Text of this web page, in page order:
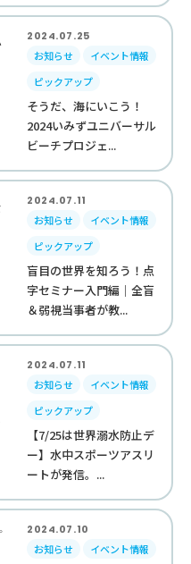
2024.07.25
お知らせ
イベント情報
ピックアップ
そうだ、海にいこう！
2024いみずユニバーサル
ビーチプロジェ...
2024.07.11
お知らせ
イベント情報
ピックアップ
盲目の世界を知ろう！点
字セミナー入門編｜全盲
＆弱視当事者が教...
2024.07.11
お知らせ
イベント情報
ピックアップ
【7/25は世界溺水防止デ
ー】水中スポーツアスリ
ートが発信。...
2024.07.10
お知らせ
イベント情報